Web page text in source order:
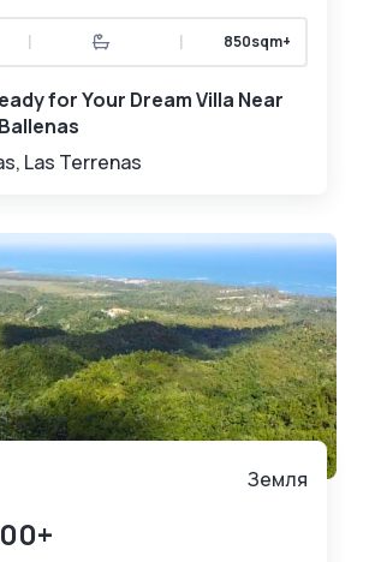
| | 850sqm+
for Your Dream Villa Near
Las Terrenas
Земля